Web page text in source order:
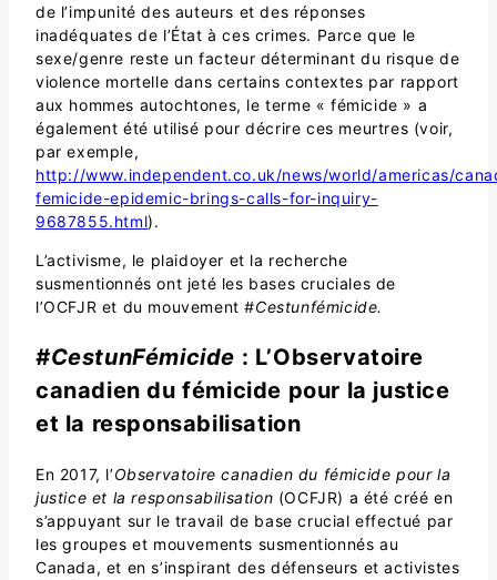
de l’impunité des auteurs et des réponses
inadéquates de l’État à ces crimes. Parce que le
sexe/genre reste un facteur déterminant du risque de
violence mortelle dans certains contextes par rapport
aux hommes autochtones, le terme « fémicide » a
également été utilisé pour décrire ces meurtres (voir,
par exemple,
http://www.independent.co.uk/news/world/americas/
femicide-epidemic-brings-calls-for-inquiry-
9687855.html).
L’activisme, le plaidoyer et la recherche
susmentionnés ont jeté les bases cruciales de
l’OCFJR et du mouvement#Cestunfémicide.
#CestunFémicide : L’Observatoire
canadien du fémicide pour la justice
et la responsabilisation
En 2017, l’Observatoire canadien du fémicide pour la
justice et la responsabilisation (OCFJR) a été créé en
s’appuyant sur le travail de base crucial effectué par
les groupes et mouvements susmentionnés au
Canada, et en s’inspirant des défenseurs et activistes